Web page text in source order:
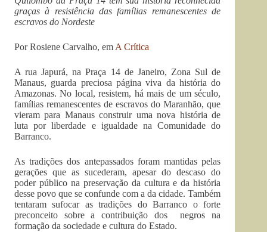
graças à resistência das famílias remanescentes de
escravos do Nordeste
Por Rosiene Carvalho, em A Crítica
A rua Japurá, na Praça 14 de Janeiro, Zona Sul de
Manaus, guarda preciosa página viva da história do
Amazonas. No local, resistem, há mais de um século,
famílias remanescentes de escravos do Maranhão, que
vieram para Manaus construir uma nova história de
luta por liberdade e igualdade na Comunidade do
Barranco.
As tradições dos antepassados foram mantidas pelas
gerações que as sucederam, apesar do descaso do
poder público na preservação da cultura e da história
desse povo que se confunde com a da cidade. Também
tentaram sufocar as tradições do Barranco o forte
preconceito sobre a contribuição dos negros na
formação da sociedade e cultura do Estado.